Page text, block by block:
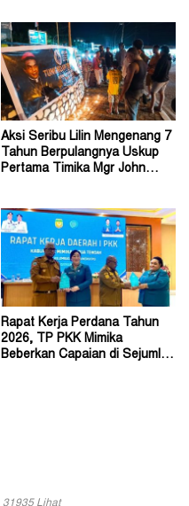
Aksi Seribu Lilin Mengenang 7
Tahun Berpulangnya Uskup
Pertama Timika Mgr John
Rapat Kerja Perdana Tahun
2026, TP PKK Mimika
Beberkan Capaian di Sejumlah
31935 Lihat